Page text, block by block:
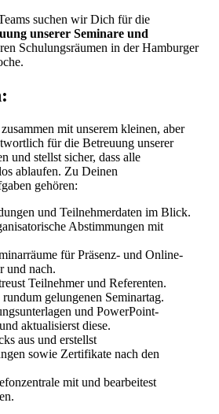
suchen wir Dich für die
unserer Seminare und
Schulungsräumen in der Hamburger
mit unserem kleinen, aber
für die Betreuung unserer
und stellst sicher, dass alle
ablaufen. Zu Deinen
gehören:
und Teilnehmerdaten im Blick.
Abstimmungen mit
für Präsenz- und Online-
und nach.
Teilnehmer und Referenten.
gelungenen Seminartag.
und PowerPoint-
aktualisierst diese.
aus und erstellst
sowie Zertifikate nach den
mit und bearbeitest